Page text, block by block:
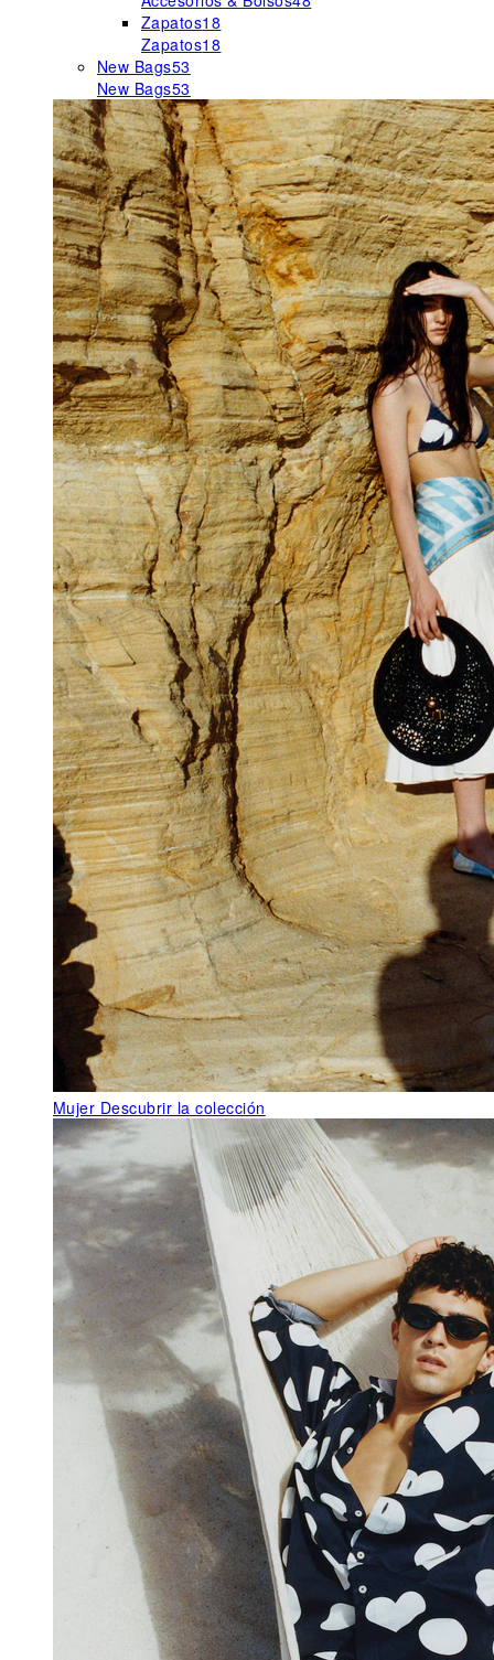
Zapatos18
Zapatos18
New Bags53
New Bags53
Mujer Descubrir la colección